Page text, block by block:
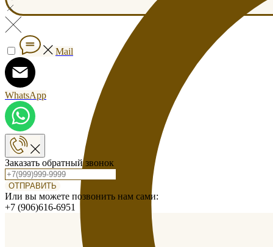
Mail
WhatsApp
Заказать обратный звонок
ОТПРАВИТЬ
Или вы можете позвонить нам сами:
+7 (906)616-6951